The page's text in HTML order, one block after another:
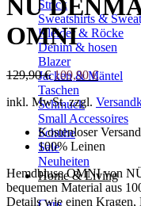
Strick
Sweatshirts &
Kleider & Röcke
Denim & hosen
Blazer
Jacken & Mäntel
Taschen
Schmuck
Small Accessoires
Schuhe
Sale
Neuheiten
Home & Living
NÜ
OMNI
129,90€Ursprünglicher
Preis
war:
129,90 €
109,90€Aktueller
ist:
109,90 €.
inkl. MwSt. zzgl.
Kostenloser
100% Leinen
Hemdbluse OMNI von
bequemen Material aus
Details wie einen Kragen,